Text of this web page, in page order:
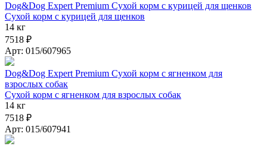
Dog&Dog Expert Premium Сухой корм с курицей для щенков
Сухой корм с курицей для щенков
14 кг
7518 ₽
Арт: 015/607965
Dog&Dog Expert Premium Сухой корм с ягненком для
взрослых собак
Сухой корм с ягненком для взрослых собак
14 кг
7518 ₽
Арт: 015/607941